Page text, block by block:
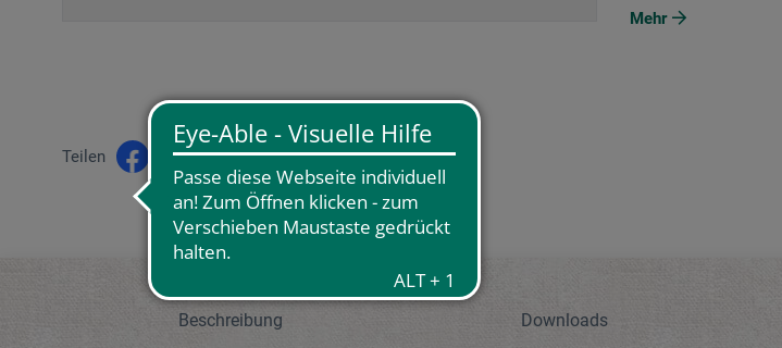
Teilen
Mehr
Beschreibung Downloads